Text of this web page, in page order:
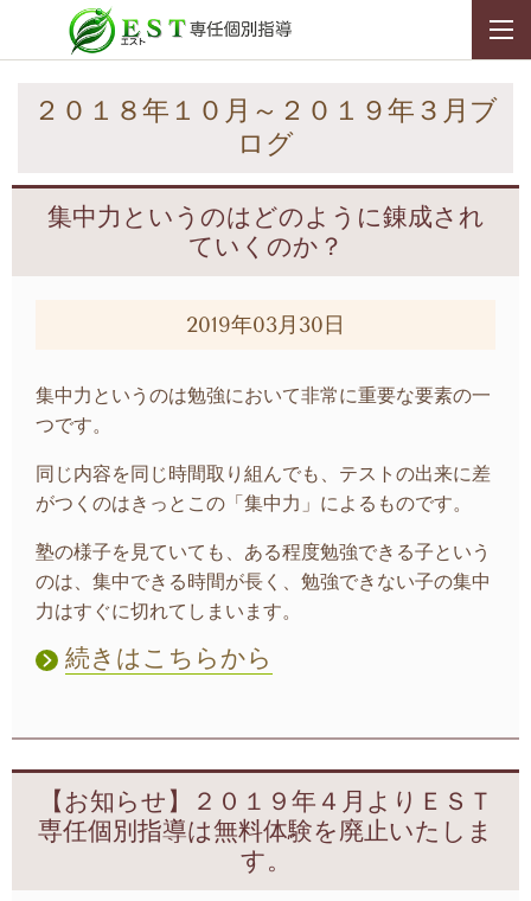
２０１８年１０月～２０１９年３月ブ
ログ
集中力というのはどのように錬成され
ていくのか？
2019年03月30日
集中力というのは勉強において非常に重要な要素の一
つです。
同じ内容を同じ時間取り組んでも、テストの出来に差
がつくのはきっとこの「集中力」によるものです。
塾の様子を見ていても、ある程度勉強できる子という
のは、集中できる時間が長く、勉強できない子の集中
力はすぐに切れてしまいます。
続きはこちらから
【お知らせ】２０１９年４月よりＥＳＴ
専任個別指導は無料体験を廃止いたしま
す。